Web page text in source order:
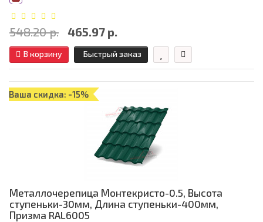
548.20 р. 465.97 р.
В корзину Быстрый заказ
Ваша скидка: -15%
Металлочерепица Монтекристо-0.5, Высота
ступеньки-30мм, Длина ступеньки-400мм,
Призма RAL6005